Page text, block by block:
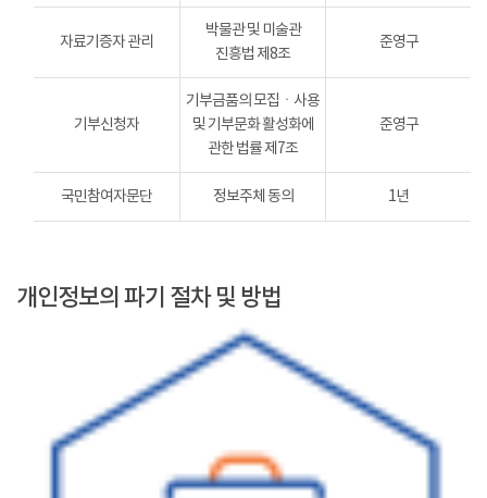
자료기증자 관리
박물관 및 미술관
진흥법 제8조
준영구
기부신청자
기부금품의 모집ㆍ사용
및 기부문화 활성화에
관한 법률 제7조
준영구
국민참여자문단 정보주체 동의 1년
개인정보의 파기 절차 및 방법